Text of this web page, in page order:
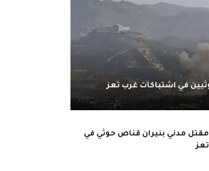
مقتل مدني بنيران قناص حوثي في
تعز